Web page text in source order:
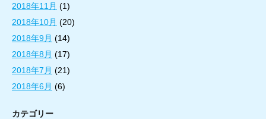
2018年11月 (1)
2018年10月 (20)
2018年9月 (14)
2018年8月 (17)
2018年7月 (21)
2018年6月 (6)
カテゴリー